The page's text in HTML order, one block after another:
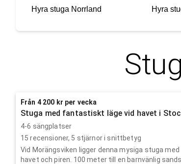
Hyra stuga Norrland Hyra
Från 4 200 kr per vecka
Stuga med fantastiskt läge vid havet i
4-6 sängplatser
15 recensioner, 5 stjärnor i snittbetyg
Vid Morängsviken ligger denna mysiga stuga
havet och piren. 100 meter till en barnvänlig